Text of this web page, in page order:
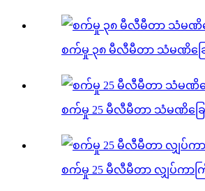
စက်မှု ၃၈ မီလီမီတာ သံမဏိခြ
စက်မှု 25 မီလီမီတာ သံမဏိခြေ
စက်မှု 25 မီလီမီတာ လျှပ်ကာက